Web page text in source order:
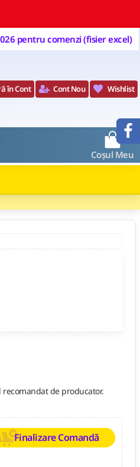
pentru comenzi (fisier excel)
în Cont Cont Nou Wishlist
Coșul Meu
0
Finalizare Comandă
de producator.